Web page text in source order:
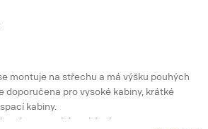
montuje na střechu a má výšku pouhých
doporučena pro vysoké kabiny, krátké
kabiny.
vybavena elektrickým kompresorem a